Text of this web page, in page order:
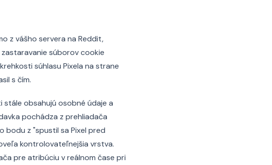
z vášho servera na Reddit,
súborov cookie
súhlasu Pixela na strane
s čím.
stále obsahujú osobné údaje a
pochádza z prehliadača
bodu z "spustil sa Pixel pred
kontrolovateľnejšia vrstva.
pre atribúciu v reálnom čase pri